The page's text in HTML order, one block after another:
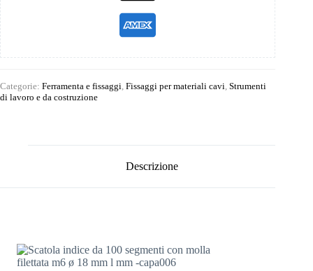
Categorie: Ferramenta e fissaggi, Fissaggi per materiali cavi, Strumenti
di lavoro e da costruzione
Descrizione